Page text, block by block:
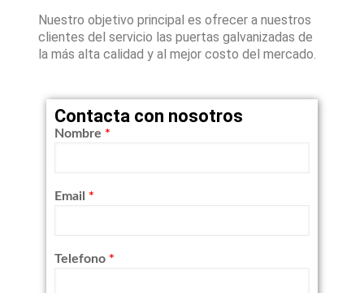
Nuestro objetivo principal es ofrecer a nuestros
clientes del servicio las puertas galvanizadas de
la más alta calidad y al mejor costo del mercado.
Contacta con nosotros
Nombre *
Email *
Telefono *